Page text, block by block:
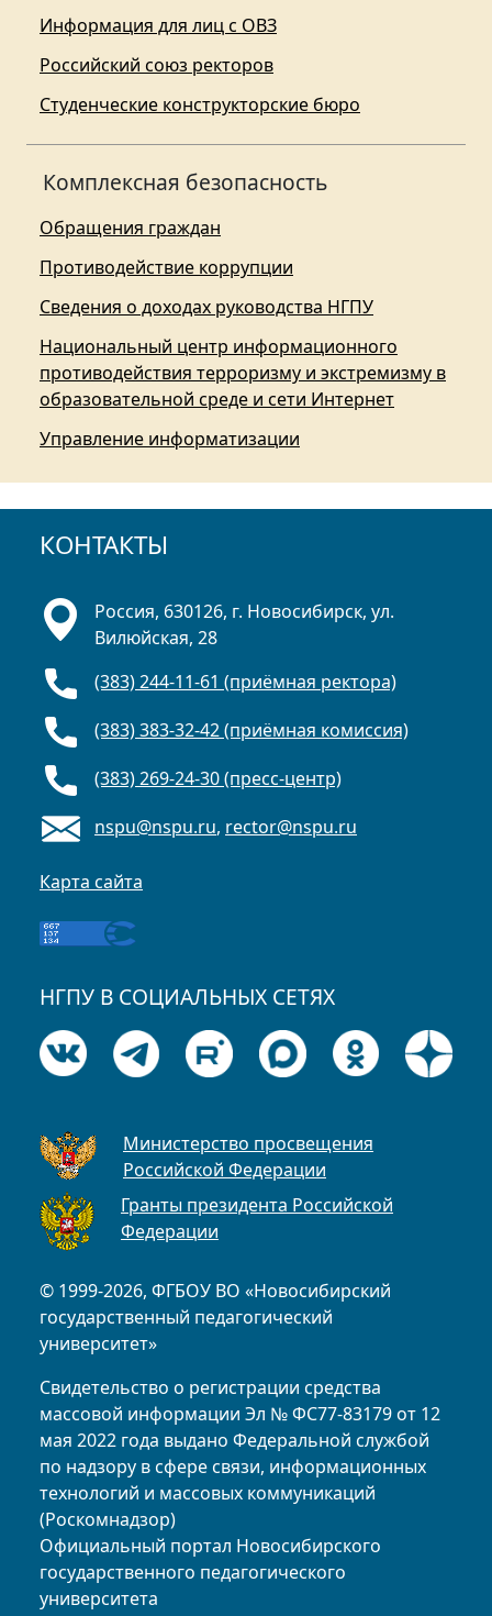
Информация для лиц с ОВЗ
Российский союз ректоров
Студенческие конструкторские бюро
Комплексная безопасность
Обращения граждан
Противодействие коррупции
Сведения о доходах руководства НГПУ
Национальный центр информационного
противодействия терроризму и экстремизму в
образовательной среде и сети Интернет
Управление информатизации
КОНТАКТЫ
© 1999-2026, ФГБОУ ВО «Новосибирский
государственный педагогический
университет»
Свидетельство о регистрации средства
массовой информации Эл № ФС77-83179 от 12
мая 2022 года выдано Федеральной службой
по надзору в сфере связи, информационных
технологий и массовых коммуникаций
(Роскомнадзор)
Официальный портал Новосибирского
государственного педагогического
университета
Россия, 630126, г. Новосибирск, ул.
Вилюйская, 28
(383) 244-11-61 (приёмная ректора)
(383) 383-32-42 (приёмная комиссия)
(383) 269-24-30 (пресс-центр)
nspu@nspu.ru, rector@nspu.ru
Карта сайта
НГПУ В СОЦИАЛЬНЫХ СЕТЯХ
Министерство просвещения
Российской Федерации
Гранты президента Российской
Федерации